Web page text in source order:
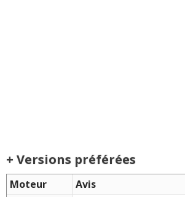
+ Versions préférées
Moteur
Avis